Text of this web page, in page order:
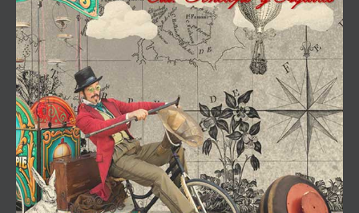
El Senyor de Les Balfudes